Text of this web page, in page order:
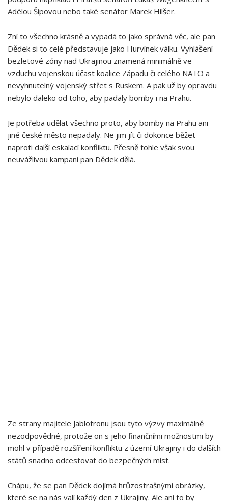
Adélou Šípovou nebo také senátor Marek Hilšer.
Zní to všechno krásně a vypadá to jako správná věc, ale pan
Dědek si to celé představuje jako Hurvínek válku. Vyhlášení
bezletové zóny nad Ukrajinou znamená minimálně ve
vzduchu vojenskou účast koalice Západu či celého NATO a
nevyhnutelný vojenský střet s Ruskem. A pak už by opravdu
nebylo daleko od toho, aby padaly bomby i na Prahu.
Je potřeba udělat všechno proto, aby bomby na Prahu ani
jiné české město nepadaly. Ne jim jít či dokonce běžet
naproti další eskalací konfliktu. Přesně tohle však svou
neuvážlivou kampaní pan Dědek dělá.
Ze strany majitele Jablotronu jsou tyto výzvy maximálně
nezodpovědné, protože on s jeho finančními možnostmi by
mohl v případě rozšíření konfliktu z území Ukrajiny i do dalších
států snadno odcestovat do bezpečných míst.
Chápu, že se pan Dědek dojímá hrůzostrašnými obrázky,
které se na nás valí každý den z Ukrajiny. Ale ani to by